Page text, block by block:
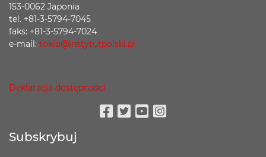
153-0062 Japonia
tel. +81-3-5794-7045
faks: +81-3-5794-7024
e-mail: tokio@instytutpolski.pl
Deklaracja dostępności
Subskrybuj